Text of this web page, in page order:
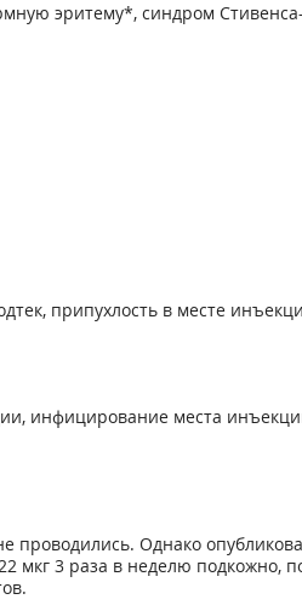
эритему*, синдром
припухлость в месте
инфицирование места
проводились. Однако
мкг 3 раза в неделю подкожно,